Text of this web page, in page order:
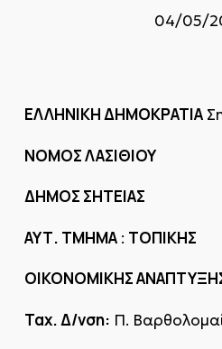
04/05/
ΕΛΛΗΝΙΚΗ ΔΗΜΟΚΡΑΤΙΑ
ΝΟΜΟΣ ΛΑΣΙΘΙΟΥ
ΔΗΜΟΣ ΣΗΤΕΙΑΣ
ΑΥΤ. ΤΜΗΜΑ: ΤΟΠΙΚΗΣ
ΟΙΚΟΝΟΜΙΚΗΣ
Ταχ. Δ/νση: Π.